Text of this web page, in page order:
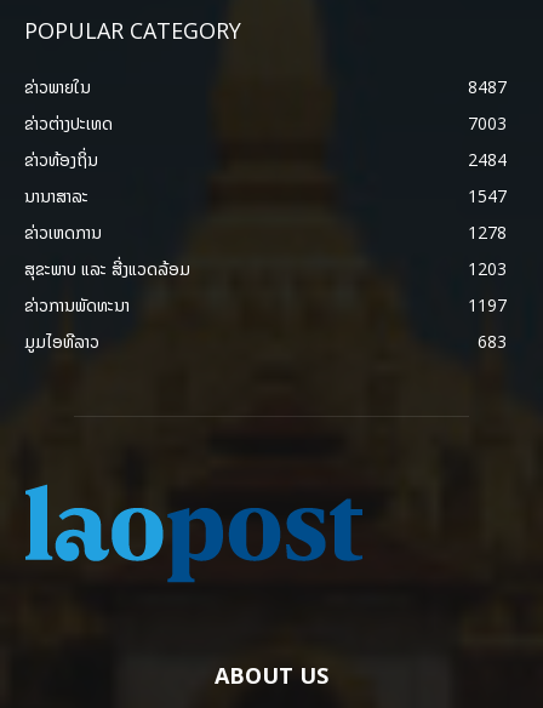
POPULAR CATEGORY
ຂ່າວພາຍ​ໃນ
8487
ຂ່າວຕ່າງປະເທດ
7003
ຂ່າວທ້ອງຖິ່ນ
2484
ນານາສາລະ
1547
ຂ່າວເຫດການ
1278
ສຸຂະພາບ ແລະ ສີ່ງແວດລ້ອມ
1203
ຂ່າວການພັດທະນາ
1197
ມູມໄອທີລາວ
683
ABOUT US